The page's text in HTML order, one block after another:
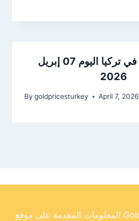
سعر الذهب في تركيا اليوم 07 إبريل
2026
By goldpricesturkey April 7, 2026
المعلومات المقدمة على موقع Goldpricesturkey.com